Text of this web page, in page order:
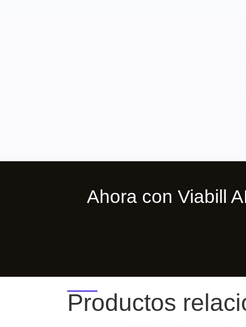
Ahora con Viabill
Productos